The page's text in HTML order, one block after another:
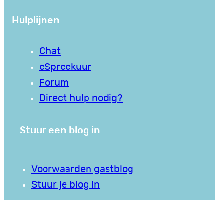
Hulplijnen
Chat
eSpreekuur
Forum
Direct hulp nodig?
Stuur een blog in
Voorwaarden gastblog
Stuur je blog in